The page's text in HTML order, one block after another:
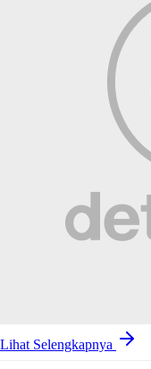
Lihat Selengkapnya